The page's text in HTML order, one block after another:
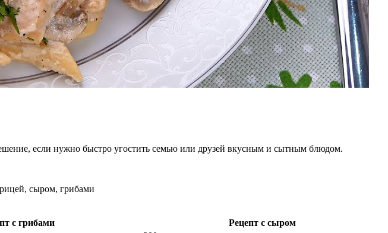
если нужно быстро угостить семью или друзей вкусным и сытным блюдом.
с грибами
Рецепт с сыром